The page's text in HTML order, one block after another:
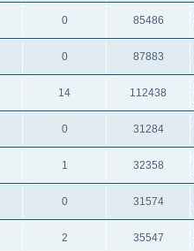
0 85486
0 87883
14 112438
0 31284
1 32358
0 31574
2 35547